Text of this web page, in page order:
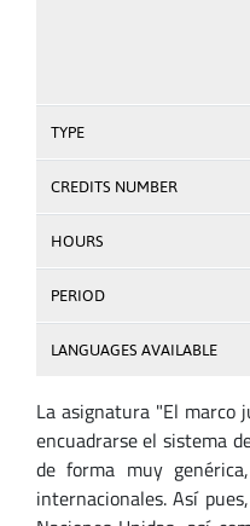
TYPE
CREDITS NUMBER
HOURS
PERIOD
LANGUAGES AVAILABLE
La asignatura "El marco
encuadrarse el sistema
de forma muy
internacionales. Así